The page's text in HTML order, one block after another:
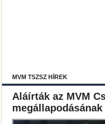
MVM TSZSZ HÍREK
Aláírták az MVM